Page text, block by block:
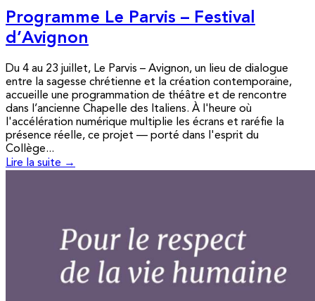
Programme Le Parvis – Festival
d’Avignon
Du 4 au 23 juillet, Le Parvis – Avignon, un lieu de dialogue
entre la sagesse chrétienne et la création contemporaine,
accueille une programmation de théâtre et de rencontre
dans l’ancienne Chapelle des Italiens. À l'heure où
l'accélération numérique multiplie les écrans et raréfie la
présence réelle, ce projet — porté dans l'esprit du
Collège...
Lire la suite →